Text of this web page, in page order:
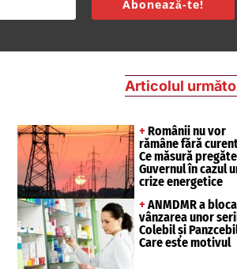
Abonează-te!
Articolul
+ Românii nu vor
rămâne fără
Ce măsură
Guvernul în cazul
crize energetice
+ ANMDMR a
vânzarea unor
Colebil și
Care este motivul